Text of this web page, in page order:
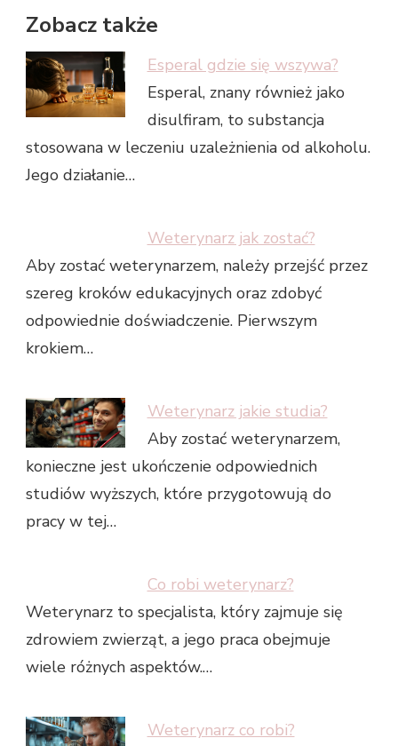
Zobacz także
Esperal gdzie się wszywa?
Esperal, znany również jako
disulfiram, to substancja
stosowana w leczeniu uzależnienia od alkoholu.
Jego działanie…
Weterynarz jak zostać?
Aby zostać weterynarzem, należy przejść przez
szereg kroków edukacyjnych oraz zdobyć
odpowiednie doświadczenie. Pierwszym
krokiem…
Weterynarz jakie studia?
Aby zostać weterynarzem,
konieczne jest ukończenie odpowiednich
studiów wyższych, które przygotowują do
pracy w tej…
Co robi weterynarz?
Weterynarz to specjalista, który zajmuje się
zdrowiem zwierząt, a jego praca obejmuje
wiele różnych aspektów.…
Weterynarz co robi?